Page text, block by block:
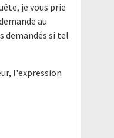
je vous prie
au
demandés si tel
l'expression